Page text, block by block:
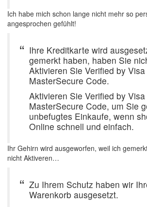
Ich habe mich schon lange nicht mehr so
angesprochen gefühlt!
Ihre Kreditkarte wird
gemerkt haben, haben Sie
Aktivieren Sie Verified by
MasterSecure Code.
Aktivieren Sie Verified by
MasterSecure Code, um Sie
unbefugtes Einkaufe, wenn
Online schnell und einfach.
Ihr Gehirn wird ausgeworfen, weil ich
nicht Aktiveren…
Zu Ihrem Schutz haben wir
Warenkorb ausgesetzt.